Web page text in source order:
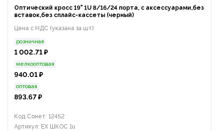
Оптический кросс 19" 1U 8/16/24 порта, с аксессуарами,без
вставок,без сплайс-кассеты (черный)
Цена с НДС (указана за шт):
розничная
1 002.71 ₽
мелкооптовая
940.01 ₽
оптовая
893.67 ₽
Код Сонет: 12452
Артикул: EX ШКОС 1u